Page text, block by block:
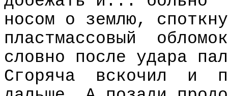
носом о землю,
пластмассовый
словно после удара
Сгоряча
вскочил и